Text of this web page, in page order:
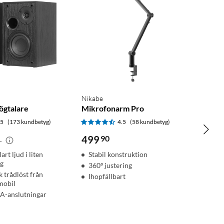
(173 kundbetyg)
ljud i liten
trådlöst från
anslutningar
Nikabe
Mikrofonarm Pro
4.5 (58 kundbetyg)
499 90
Stabil konstruktion
360º justering
Ihopfällbart